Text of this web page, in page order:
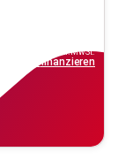
inkl.MwSt.
finanzieren